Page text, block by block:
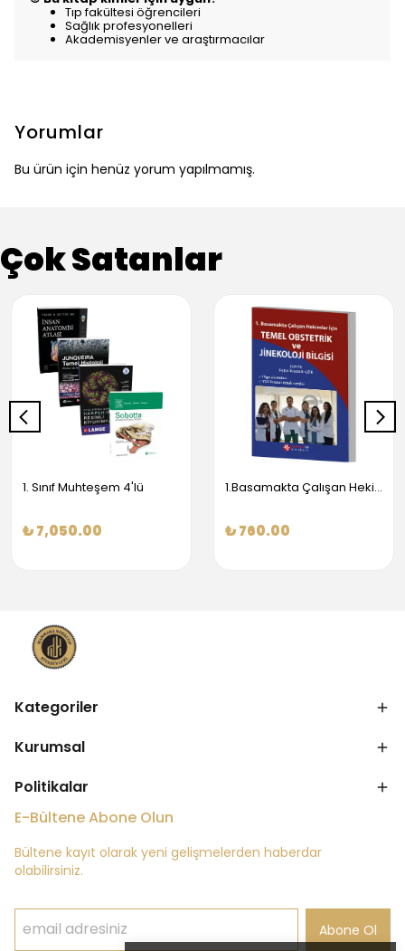
Tıp fakültesi öğrencileri
Sağlık profesyonelleri
Akademisyenler ve araştırmacılar
Yorumlar
Bu ürün için henüz yorum yapılmamış.
Çok Satanlar
1. Sınıf Muhteşem 4'lü
₺ 7,050.00
1.Basamakta Çalışan Hekimler İçin Temel Obstetrik Ve Jinekoloji Bilgisi
₺ 760.00
Kategoriler
Kurumsal
Politikalar
E-Bültene Abone Olun
Bültene kayıt olarak yeni gelişmelerden haberdar
olabilirsiniz.
Abone Ol